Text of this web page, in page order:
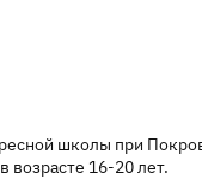
школы при
возрасте 16-20 лет.